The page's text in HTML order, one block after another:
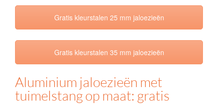
Gratis kleurstalen 25 mm jaloezieën
Gratis kleurstalen 35 mm jaloezieën
Aluminium jaloezieën met
tuimelstang op maat: gratis